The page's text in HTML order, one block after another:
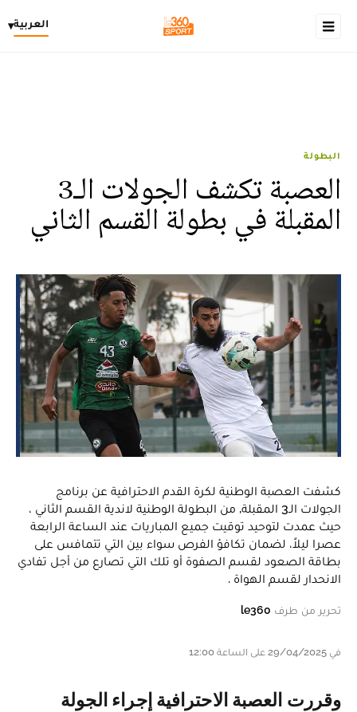
العربية▾
البطولة
العصبة تكشف الجولات الـ3
المقبلة في بطولة القسم الثاني
‎كشفت العصبة الوطنية لكرة القدم الاحترافية عن برنامج
الجولات الـ3 المقبلة, من البطولة الوطنية لاندية القسم الثاني ،
حيث عمدت لتوحيد توقيت جميع المباريات عند الساعة الرابعة
عصرا ليلاً، لضمان تكافؤ الفرص سواء بين التي تتمافس على
بطاقة الصعود لقسم الصفوة أو تلك التي تصارع من أجل تفادي
الانحدار لقسم الهواة .
تحرير من طرف le360
في 29/04/2025 على الساعة 12:00